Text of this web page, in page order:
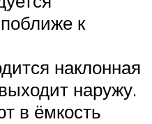
к
наклонная
наружу.
в ёмкость